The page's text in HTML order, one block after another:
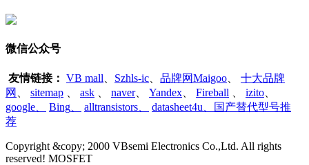
微信公众号
友情链接： VB mall Szhls-ic 品牌网Maigoo
十大品牌
网
sitemap ask naver、 Yandex Fireball izito
google
Bing alltransistors
datasheet4u、国产替代型号推
荐
Copyright &copy; 2000 VBsemi Electronics Co.,Ltd. All rights
reserved! MOSFET